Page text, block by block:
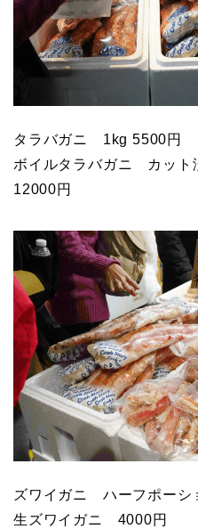
タラバガニ 1kg 5500円
ボイルタラバガニ カッ
12000円
ズワイガニ ハーフポー
生ズワイガニ 4000円